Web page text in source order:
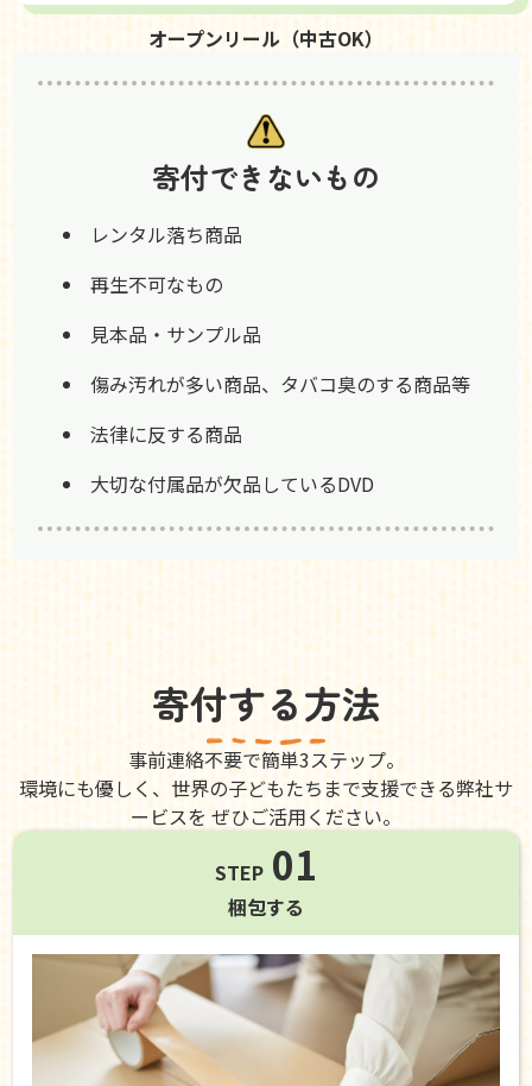
オープンリール（中古OK）
寄付できないもの
レンタル落ち商品
再生不可なもの
見本品・サンプル品
傷み汚れが多い商品、タバコ臭のする商品等
法律に反する商品
大切な付属品が欠品しているDVD
寄付する方法
事前連絡不要で簡単3ステップ。
環境にも優しく、世界の子どもたちまで支援できる弊社サ
ービスを ぜひご活用ください。
STEP 01
梱包する